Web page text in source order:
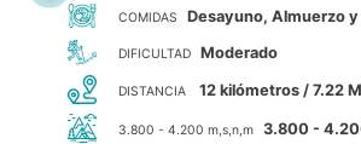
COMIDAS Desayuno, Almuerzo
DIFICULTAD Moderado
DISTANCIA 12 kilómetros / 7.22
3.800 - 4.200 m,s,n,m 3.800 -